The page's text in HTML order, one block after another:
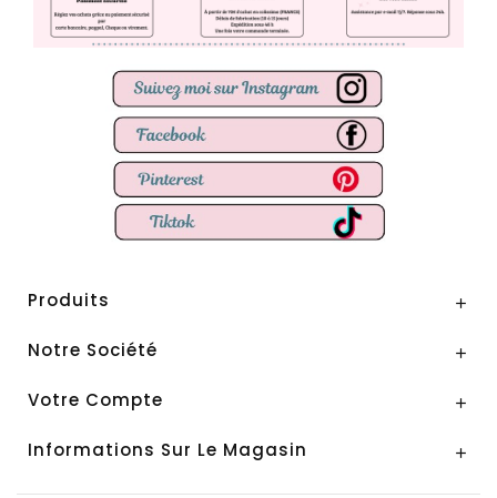
Produits 
Notre Société 
Votre Compte 
Informations Sur Le Magasin 